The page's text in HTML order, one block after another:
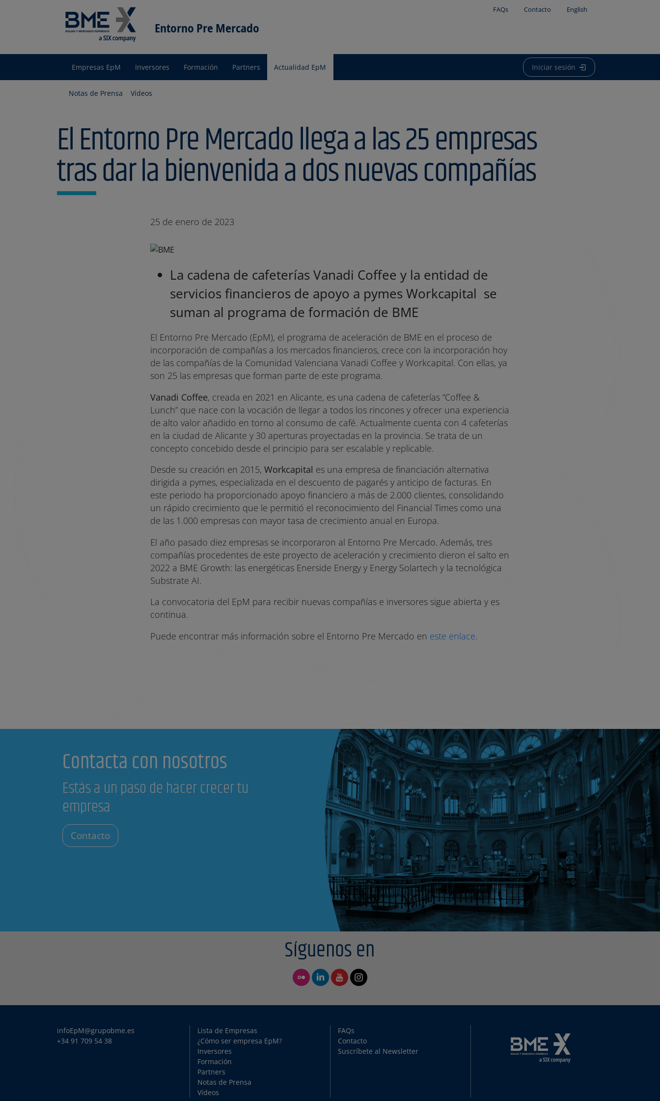
Entorno Pre Mercado
FAQs Contacto English
Entornopre Mercado
Empresas EpM Inversores Formación Partners Actualidad EpM Iniciar sesión
Notas de Prensa Vídeos
El Entorno Pre Mercado llega a las 25 empresas
tras dar la bienvenida a dos nuevas compañías
25 de enero de 2023
La cadena de cafeterías Vanadi Coffee y la entidad de
servicios financieros de apoyo a pymes Workcapital se
suman al programa de formación de BME
El Entorno Pre Mercado (EpM), el programa de aceleración de BME en el proceso de
incorporación de compañías a los mercados financieros, crece con la incorporación hoy
de las compañías de la Comunidad Valenciana Vanadi Coffee y Workcapital. Con ellas, ya
son 25 las empresas que forman parte de este programa.
Vanadi Coffee, creada en 2021 en Alicante, es una cadena de cafeterías “Coffee &
Lunch” que nace con la vocación de llegar a todos los rincones y ofrecer una experiencia
de alto valor añadido en torno al consumo de café. Actualmente cuenta con 4 cafeterías
en la ciudad de Alicante y 30 aperturas proyectadas en la provincia. Se trata de un
concepto concebido desde el principio para ser escalable y replicable.
Desde su creación en 2015,Workcapital es una empresa de financiación alternativa
dirigida a pymes, especializada en el descuento de pagarés y anticipo de facturas. En
este periodo ha proporcionado apoyo financiero a más de 2.000 clientes, consolidando
un rápido crecimiento que le permitió el reconocimiento del Financial Times como una
de las 1.000 empresas con mayor tasa de crecimiento anual en Europa.
El año pasado diez empresas se incorporaron al Entorno Pre Mercado. Además, tres
compañías procedentes de este proyecto de aceleración y crecimiento dieron el salto en
2022 a BME Growth: las energéticas Enerside Energy y Energy Solartech y la tecnológica
Substrate AI.
La convocatoria del EpM para recibir nuevas compañías e inversores sigue abierta y es
continua.
Puede encontrar más información sobre el Entorno Pre Mercado en este enlace.
Contacta con nosotros
Estás a un paso de hacer crecer tu
empresa
Contacto
Síguenos en
infoEpM@grupobme.es
+34 91 709 54 38
Lista de Empresas
¿Cómo ser empresa EpM?
Inversores
Formación
Partners
Notas de Prensa
Vídeos
FAQs
Contacto
Suscríbete al Newsletter